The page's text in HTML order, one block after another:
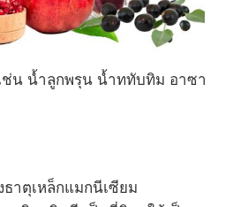
น น้ำลูกพรุน น้ำททับทิม อาซา
าตุเหล็กแมกนีเซียม